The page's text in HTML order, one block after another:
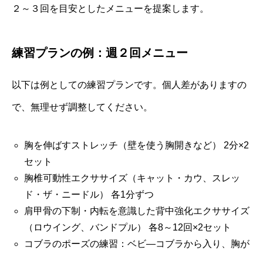
２～３回を目安としたメニューを提案します。
練習プランの例：週２回メニュー
以下は例としての練習プランです。個人差がありますの
で、無理せず調整してください。
胸を伸ばすストレッチ（壁を使う胸開きなど） 2分×2
セット
胸椎可動性エクササイズ（キャット・カウ、スレッ
ド・ザ・ニードル） 各1分ずつ
肩甲骨の下制・内転を意識した背中強化エクササイズ
（ロウイング、バンドプル） 各8～12回×2セット
コブラのポーズの練習：ベビ―コブラから入り、胸が